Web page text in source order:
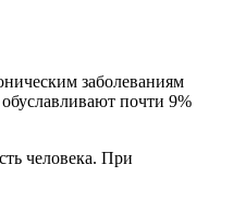
заболеваниям
почти 9%
человека. При